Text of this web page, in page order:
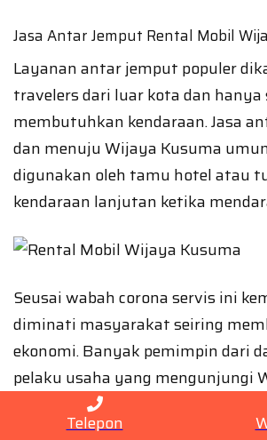
Jasa Antar Jemput Rental Mobil
Layanan antar jemput populer
travelers dari luar kota dan hanya
membutuhkan kendaraan. Jasa
dan menuju Wijaya Kusuma
digunakan oleh tamu hotel atau
kendaraan lanjutan ketika
Seusai wabah corona servis ini
diminati masyarakat seiring
ekonomi. Banyak pemimpin dari
pelaku usaha yang mengunjungi
untuk berbagai urusan.
Telepon